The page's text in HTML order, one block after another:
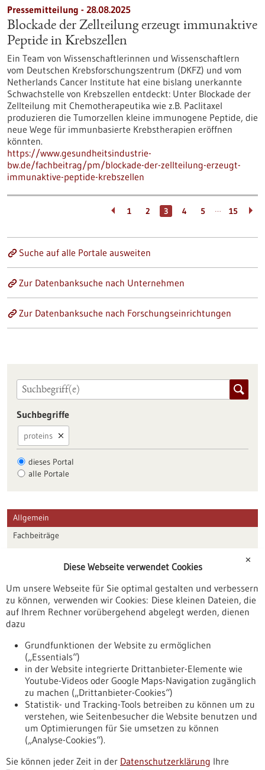
Pressemitteilung - 28.08.2025
Blockade der Zellteilung erzeugt immunaktive
Peptide in Krebszellen
Ein Team von Wissenschaftlerinnen und Wissenschaftlern
vom Deutschen Krebsforschungszentrum (DKFZ) und vom
Netherlands Cancer Institute hat eine bislang unerkannte
Schwachstelle von Krebszellen entdeckt: Unter Blockade der
Zellteilung mit Chemotherapeutika wie z.B. Paclitaxel
produzieren die Tumorzellen kleine immunogene Peptide, die
neue Wege für immunbasierte Krebstherapien eröffnen
könnten.
https://www.gesundheitsindustrie-
bw.de/fachbeitrag/pm/blockade-der-zellteilung-erzeugt-
immunaktive-peptide-krebszellen
1 2 3 4 5 … 15
Suche auf alle Portale ausweiten
Zur Datenbanksuche nach Unternehmen
Zur Datenbanksuche nach Forschungseinrichtungen
Suchbegriffe
proteins
dieses Portal
alle Portale
Allgemein
Fachbeiträge
Veranstaltungen
Erscheinungsdatum
Nach oben
✕
Diese Webseite verwendet Cookies
Um unsere Webseite für Sie optimal gestalten und verbessern
zu können, verwenden wir Cookies: Diese kleinen Dateien, die
auf Ihrem Rechner vorübergehend abgelegt werden, dienen
dazu
Grundfunktionen der Website zu ermöglichen
(„Essentials“)
in der Website integrierte Drittanbieter-Elemente wie
Youtube-Videos oder Google Maps-Navigation zugänglich
zu machen („Drittanbieter-Cookies“)
Statistik- und Tracking-Tools betreiben zu können um zu
verstehen, wie Seitenbesucher die Website benutzen und
um Optimierungen für Sie umsetzen zu können
(„Analyse-Cookies“).
Sie können jeder Zeit in der Datenschutzerklärung Ihre